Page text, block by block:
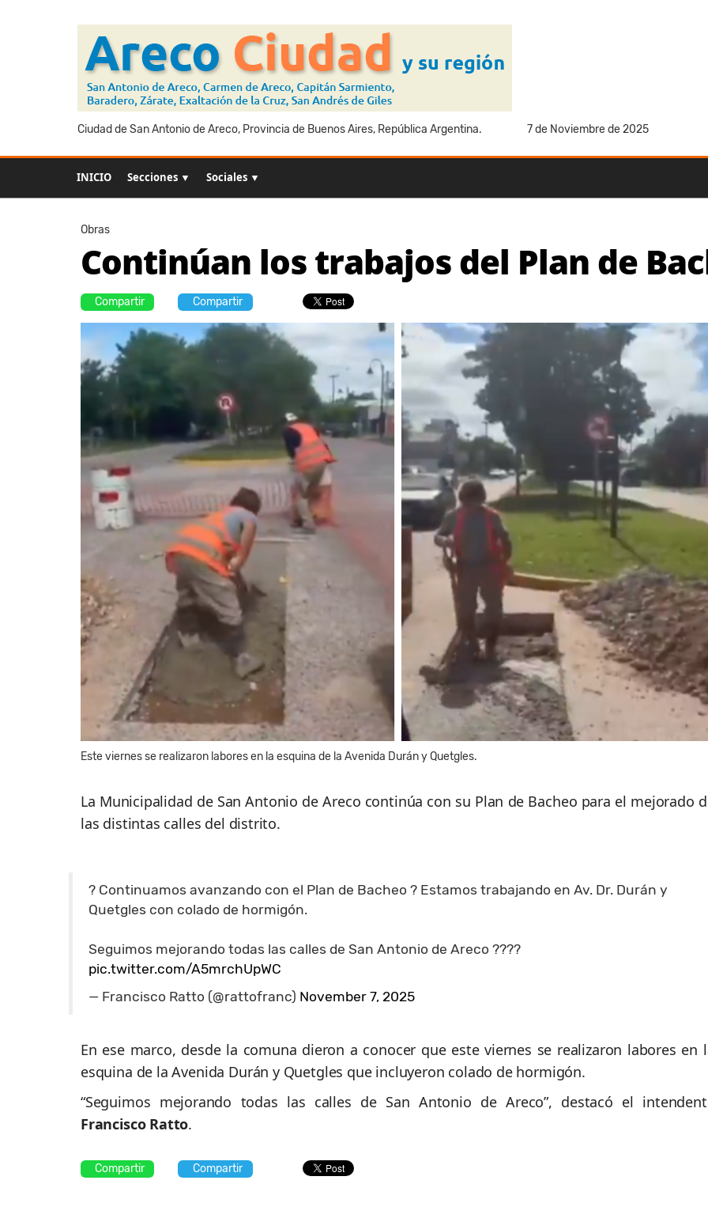
Ciudad de San Antonio de Areco, Provincia de Buenos Aires, República Argentina. 7 de Noviembre de 2025
INICIO Secciones ▼ Sociales ▼
Obras
Continúan los trabajos del Plan de
Compartir Compartir
Este viernes se realizaron labores en la esquina de la Avenida Durán y Quetgles.
La Municipalidad de San Antonio de Areco continúa con su Plan de Bacheo para el mejorado
las distintas calles del distrito.
? Continuamos avanzando con el Plan de Bacheo ? Estamos trabajando en Av. Dr. Durán y
Quetgles con colado de hormigón.
Seguimos mejorando todas las calles de San Antonio de Areco ????
pic.twitter.com/A5mrchUpWC
— Francisco Ratto (@rattofranc) November 7, 2025
En ese marco, desde la comuna dieron a conocer que este viernes se realizaron labores en
esquina de la Avenida Durán y Quetgles que incluyeron colado de hormigón.
“Seguimos mejorando todas las calles de San Antonio de Areco”, destacó el
Francisco Ratto.
Compartir Compartir